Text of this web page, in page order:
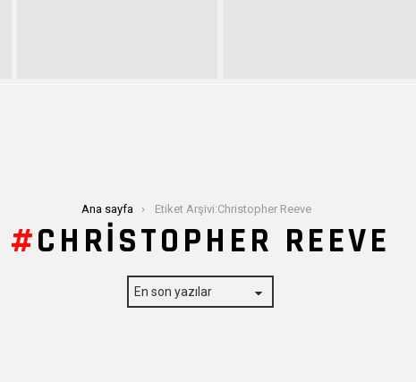
Ana sayfa Etiket Arşivi:Christopher Reeve
CHRISTOPHER REEVE